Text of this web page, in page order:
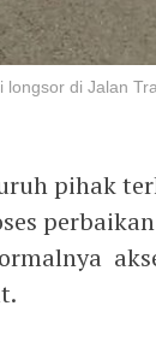
di Jalan
pihak